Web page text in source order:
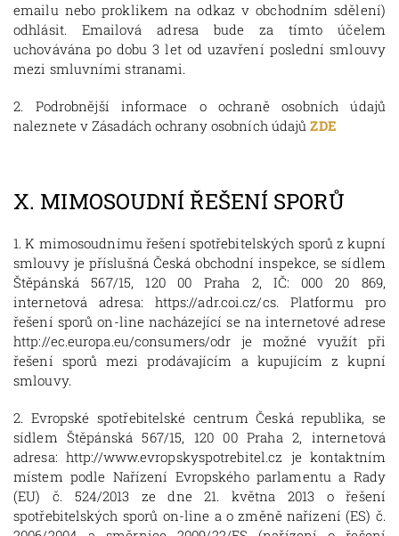
emailu nebo proklikem na odkaz v obchodním sdělení)
odhlásit. Emailová adresa bude za tímto účelem
uchovávána po dobu 3 let od uzavření poslední smlouvy
mezi smluvními stranami.
2. Podrobnější informace o ochraně osobních údajů
naleznete v Zásadách ochrany osobních údajůZDE
X. MIMOSOUDNÍ ŘEŠENÍ SPORŮ
1. K mimosoudnímu řešení spotřebitelských sporů z kupní
smlouvy je příslušná Česká obchodní inspekce, se sídlem
Štěpánská 567/15, 120 00 Praha 2, IČ: 000 20 869,
internetová adresa: https://adr.coi.cz/cs. Platformu pro
řešení sporů on-line nacházející se na internetové adrese
http://ec.europa.eu/consumers/odr je možné využít při
řešení sporů mezi prodávajícím a kupujícím z kupní
smlouvy.
2. Evropské spotřebitelské centrum Česká republika, se
sídlem Štěpánská 567/15, 120 00 Praha 2, internetová
adresa: http://www.evropskyspotrebitel.cz je kontaktním
místem podle Nařízení Evropského parlamentu a Rady
(EU) č. 524/2013 ze dne 21. května 2013 o řešení
spotřebitelských sporů on-line a o změně nařízení (ES) č.